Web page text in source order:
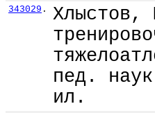
343029 .
Хлыстов,
пед.
ил.